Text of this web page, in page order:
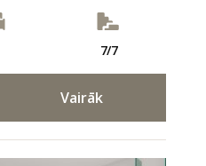
7/7
Vairāk